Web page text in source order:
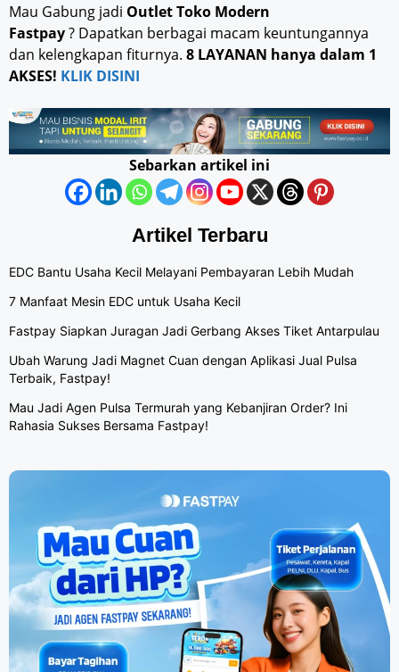
Mau Gabung jadi Outlet Toko Modern
Fastpay? Dapatkan berbagai macam keuntungannya
dan kelengkapan fiturnya. 8 LAYANAN hanya dalam 1
AKSES! KLIK DISINI
Sebarkan artikel ini
Artikel Terbaru
EDC Bantu Usaha Kecil Melayani Pembayaran Lebih Mudah
7 Manfaat Mesin EDC untuk Usaha Kecil
Fastpay Siapkan Juragan Jadi Gerbang Akses Tiket Antarpulau
Ubah Warung Jadi Magnet Cuan dengan Aplikasi Jual Pulsa
Terbaik, Fastpay!
Mau Jadi Agen Pulsa Termurah yang Kebanjiran Order? Ini
Rahasia Sukses Bersama Fastpay!